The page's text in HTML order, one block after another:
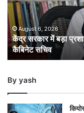
फेरबदल,
डॉ.
टी.वी.
सोमनाथन
बने
नए
सचिव
August 6, 2026
केंद्र सरकार में बड़ा
कैबिनेट सचिव
By yash